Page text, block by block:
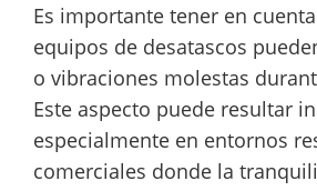
Es importante tener en
equipos de desatascos
o vibraciones molestas
Este aspecto puede resultar
especialmente en entornos
comerciales donde la